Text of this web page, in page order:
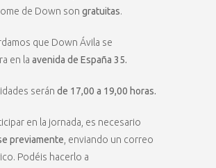
de Down son gratuitas.
que Down Ávila se
en la avenida de España 35.
serán de 17,00 a 19,00 horas.
en la jornada, es necesario
previamente , enviando un correo
Podéis hacerlo a